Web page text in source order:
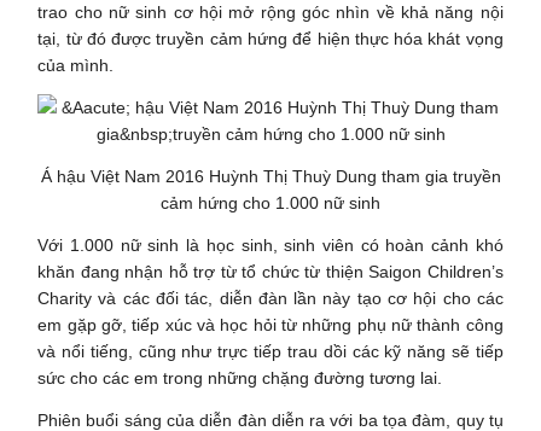
trao cho nữ sinh cơ hội mở rộng góc nhìn về khả năng nội
tại, từ đó được truyền cảm hứng để hiện thực hóa khát vọng
của mình.
Á hậu Việt Nam 2016 Huỳnh Thị Thuỳ Dung tham gia truyền
cảm hứng cho 1.000 nữ sinh
Với 1.000 nữ sinh là học sinh, sinh viên có hoàn cảnh khó
khăn đang nhận hỗ trợ từ tổ chức từ thiện Saigon Children’s
Charity và các đối tác, diễn đàn lần này tạo cơ hội cho các
em gặp gỡ, tiếp xúc và học hỏi từ những phụ nữ thành công
và nổi tiếng, cũng như trực tiếp trau dồi các kỹ năng sẽ tiếp
sức cho các em trong những chặng đường tương lai.
Phiên buổi sáng của diễn đàn diễn ra với ba tọa đàm, quy tụ